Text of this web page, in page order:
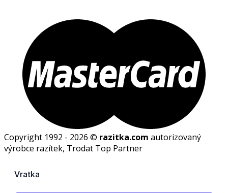
Copyright 1992 - 2026 © razitka.com autorizovaný
výrobce razítek, Trodat Top Partner